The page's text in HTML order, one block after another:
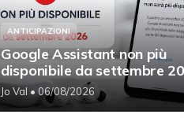
ANTICIPAZIONI
Google Assistant non più
disponibile da settembre
Jo Val • 06/08/2026